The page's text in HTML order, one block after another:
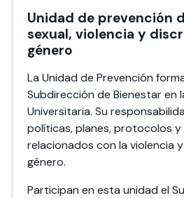
Unidad de prevención
sexual, violencia y
género
La Unidad de Prevención
Subdirección de Bienestar en
Universitaria. Su
políticas, planes, protocolos y
relacionados con la violencia
género.
Participan en esta unidad el